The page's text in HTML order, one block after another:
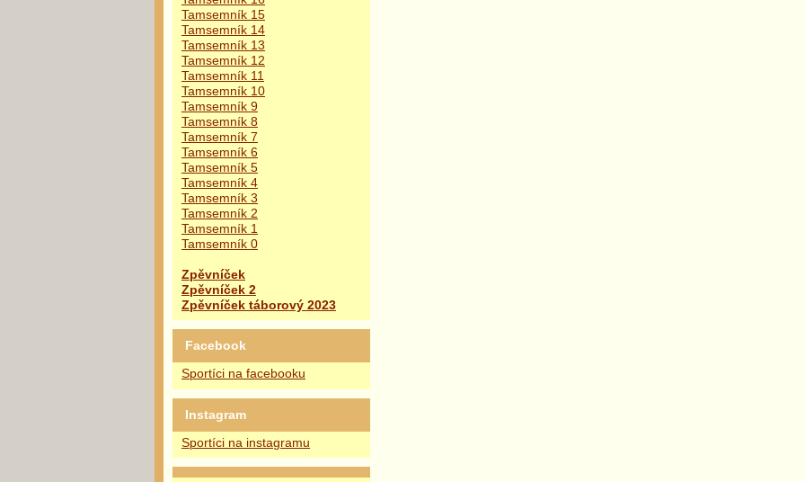
Tamsemník 15
Tamsemník 14
Tamsemník 13
Tamsemník 12
Tamsemník 11
Tamsemník 10
Tamsemník 9
Tamsemník 8
Tamsemník 7
Tamsemník 6
Tamsemník 5
Tamsemník 4
Tamsemník 3
Tamsemník 2
Tamsemník 1
Tamsemník 0
Zpěvníček
Zpěvníček 2
Zpěvníček táborový 2023
Facebook
Sportíci na facebooku
Instagram
Sportíci na instagramu